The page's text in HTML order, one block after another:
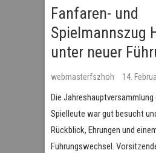
Fanfaren- und
Spielmannszug
unter neuer
webmasterfszhoh 14.
Die
Spielleute war gut besucht
Rückblick, Ehrungen und
Führungswechsel.